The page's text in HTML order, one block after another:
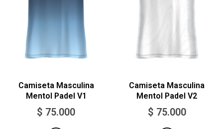
Camiseta Masculina
Mentol Padel V1
$ 75.000
Camiseta Masculina
Mentol Padel V2
$ 75.000